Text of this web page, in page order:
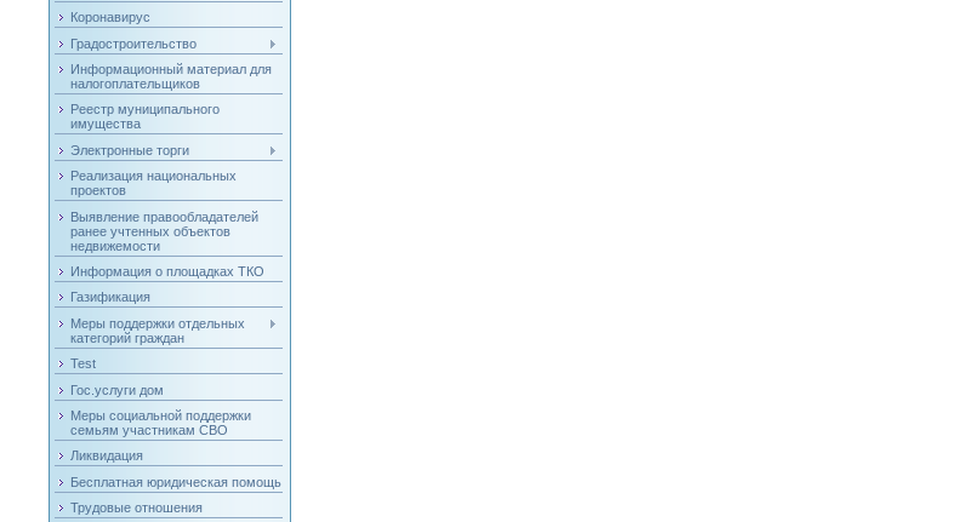
Коронавирус
Градостроительство
Информационный материал для
налогоплательщиков
Реестр муниципального
имущества
Электронные торги
Реализация национальных
проектов
Выявление правообладателей
ранее учтенных объектов
недвижемости
Информация о площадках ТКО
Газификация
Меры поддержки отдельных
категорий граждан
Test
Гос.услуги дом
Меры социальной поддержки
семьям участникам СВО
Ликвидация
Бесплатная юридическая помощь
Трудовые отношения